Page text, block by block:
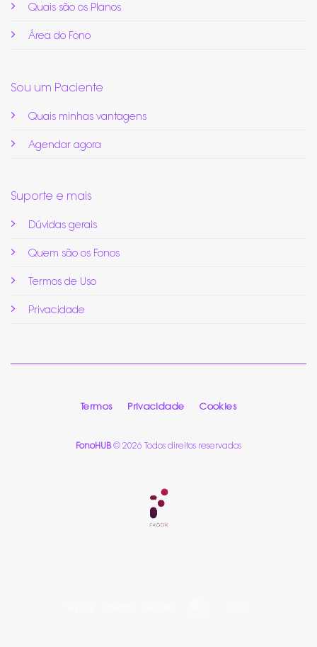
Quais são os Planos
Área do Fono
Sou um Paciente
Quais minhas vantagens
Agendar agora
Suporte e mais
Dúvidas gerais
Quem são os Fonos
Termos de Uso
Privacidade
FonoHUB© 2026 Todos direitos reservados
Termos Privacidade Cookies